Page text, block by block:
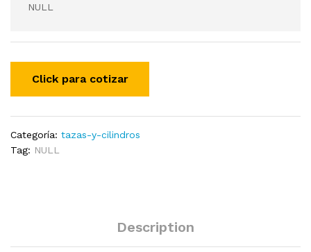
NULL
Categoría: tazas-y-cilindros
Tag: NULL
Description